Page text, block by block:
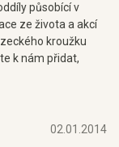
působící v
ze života a akcí
kroužku
k nám přidat,
02.01.2014